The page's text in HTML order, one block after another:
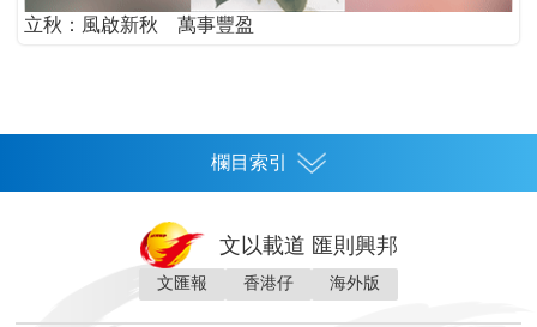
立秋：風啟新秋 萬事豐盈
欄目索引
灣區人
文以載道 匯則興邦
文匯報 香港仔 海外版